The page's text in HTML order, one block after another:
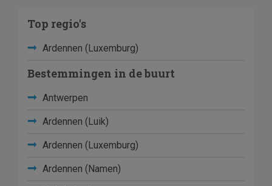
Top regio's
Ardennen (Luxemburg)
Bestemmingen in de buurt
Antwerpen
Ardennen (Luik)
Ardennen (Luxemburg)
Ardennen (Namen)